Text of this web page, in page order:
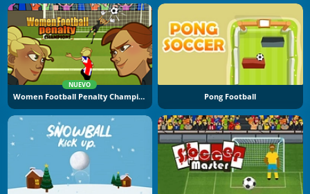
NUEVO
Women Football Penalty Champions Pong Football